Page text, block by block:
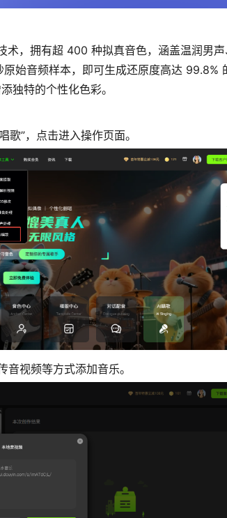
术，拥有超 400 种拟真音色，涵盖温润男
始音频样本，即可生成还原度高达 99.8%
独特的个性化色彩。
”， 点击进入操作页面。
音视频等方式添加音乐。